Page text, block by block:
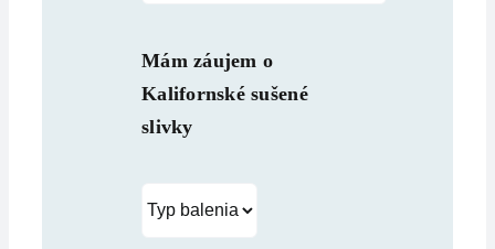
Mám záujem o
Kalifornské sušené
slivky